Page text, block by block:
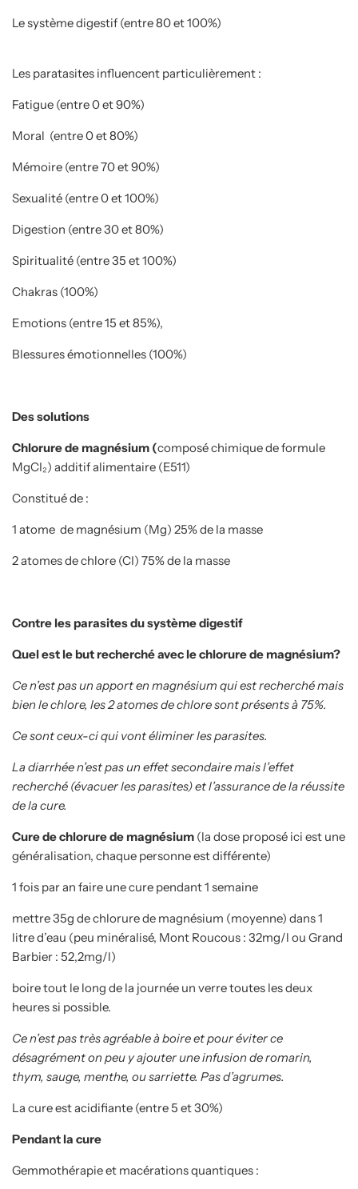
Le système digestif (entre 80 et 100%)
Les paratasites influencent particulièrement :
Fatigue (entre 0 et 90%)
Moral (entre 0 et 80%)
Mémoire (entre 70 et 90%)
Sexualité (entre 0 et 100%)
Digestion (entre 30 et 80%)
Spiritualité (entre 35 et 100%)
Chakras (100%)
Emotions (entre 15 et 85%),
Blessures émotionnelles (100%)
Des solutions
Chlorure de magnésium (composé chimique de formule
MgCI₂) additif alimentaire (E511)
Constitué de :
1 atome de magnésium (Mg) 25% de la masse
2 atomesde chlore (CI) 75% de la masse
Contre les parasites du système digestif
Quel est le but recherché avec le chlorure de magnésium?
Ce n’est pas un apport en magnésium qui est recherché mais
bien le chlore, les 2 atomes de chlore sont présents à 75%.
Ce sont ceux-ci qui vont éliminer les parasites.
La diarrhée n’est pas un effet secondaire mais l’effet
recherché (évacuer les parasites) et l’assurance de la réussite
de la cure.
Cure de chlorure de magnésium (la dose proposé ici est une
généralisation, chaque personne est différente)
1 fois par an faire une cure pendant 1 semaine
mettre 35g de chlorure de magnésium (moyenne) dans 1
litre d’eau (peu minéralisé, Mont Roucous : 32mg/l ou Grand
Barbier : 52,2mg/l)
boire tout le long de la journée un verre toutes les deux
heures si possible.
Ce n’est pas très agréable à boire et pour éviter ce
désagrément on peu y ajouter une infusion de romarin,
thym, sauge, menthe, ou sarriette. Pas d’agrumes.
La cure est acidifiante (entre 5 et 30%)
Pendant la cure
Gemmothérapie et macérations quantiques :